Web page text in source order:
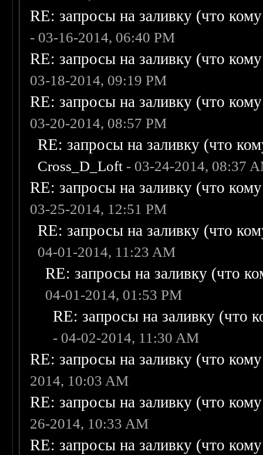
RE: запросы на заливку (что
- 03-16-2014, 06:40 PM
RE: запросы на заливку (что
03-18-2014, 09:19 PM
RE: запросы на заливку (что
03-20-2014, 08:57 PM
RE: запросы на заливку (что
Cross_D_Loft - 03-24-2014, 08:37
RE: запросы на заливку (что
03-25-2014, 12:51 PM
RE: запросы на заливку (что
04-01-2014, 11:23 AM
RE: запросы на заливку (что
04-01-2014, 01:53 PM
RE: запросы на заливку (что
- 04-02-2014, 11:30 AM
RE: запросы на заливку (что
2014, 10:03 AM
RE: запросы на заливку (что
26-2014, 10:33 AM
RE: запросы на заливку (что